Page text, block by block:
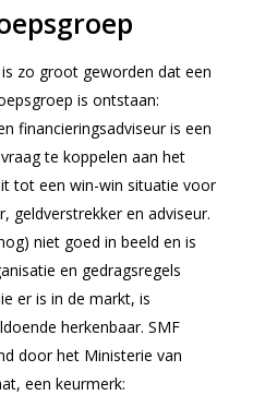
zo groot geworden dat een
is ontstaan:
financieringsadviseur is een
te koppelen aan het
tot een win-win situatie voor
geldverstrekker en adviseur.
niet goed in beeld en is
en gedragsregels
er is in de markt, is
herkenbaar. SMF
door het Ministerie van
een keurmerk: